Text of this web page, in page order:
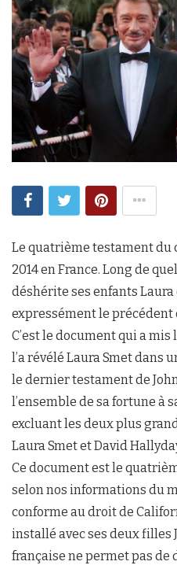
Le quatrième testament du
2014 en France. Long de
déshérite ses enfants Laura
expressément le précédent
C’est le document qui a
l’a révélé Laura Smet dans
le dernier testament de
l’ensemble de sa fortune à
excluant les deux plus
Laura Smet et David
Ce document est le
selon nos informations du
conforme au droit de
installé avec ses deux filles
française ne permet pas de